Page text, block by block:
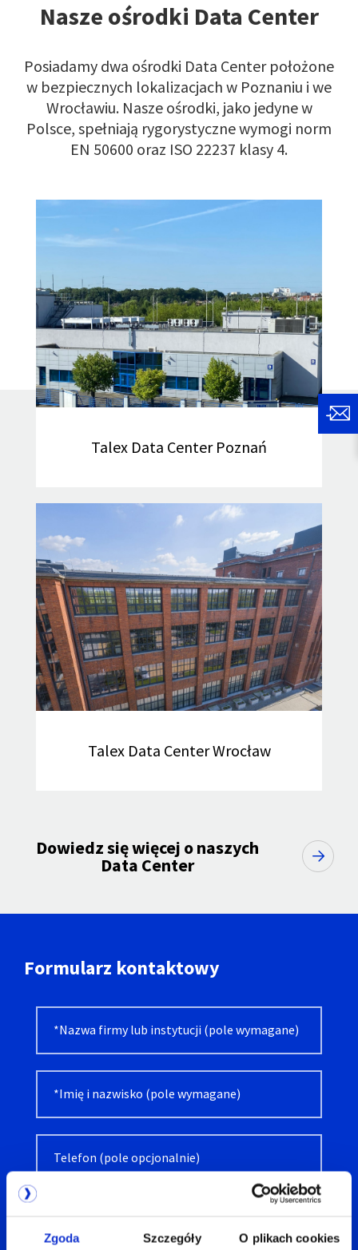
Zgoda Szczegóły O plikach cookies
Nasze ośrodki Data Center
Posiadamy dwa ośrodki Data Center położone
w bezpiecznych lokalizacjach w Poznaniu i we
Wrocławiu.Nasze ośrodki, jako jedyne w
Polsce, spełniają rygorystyczne wymogi norm
EN 50600 oraz ISO 22237 klasy 4.
Talex Data Center Poznań
Talex Data Center Wrocław
Dowiedz się więcej o naszych
Data Center
Formularz kontaktowy